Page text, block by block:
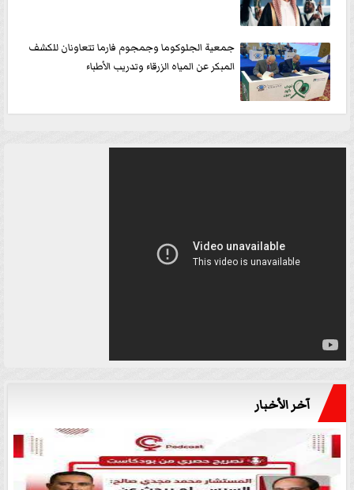
جمعية الجلوكوما وجمجوم فارما تتعاونان للكشف
المبكر عن المياه الزرقاء وتدريب الأطباء
آخر الأخبار